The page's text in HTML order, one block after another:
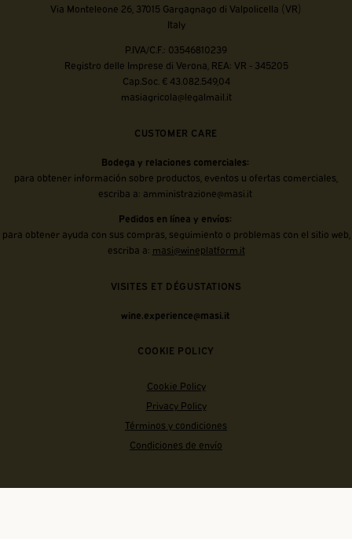
Via Monteleone 26, 37015 Gargagnago di Valpolicella (VR)
Italy
P.IVA/C.F.: 03546810239
Registro delle Imprese di Verona, REA: VR - 345205
Cap.Soc. € 43.082.549,04
masiagricola@legalmail.it
CUSTOMER CARE
Bodega y relaciones comerciales:
para obtener información sobre productos, eventos u ofertas comerciales,
escriba a: amministrazione@masi.it
Pedidos en línea y envíos:
para obtener ayuda con sus compras, seguimiento o problemas con el sitio web,
escriba a: masi@wineplatform.it
VISITES ET DÉGUSTATIONS
wine.experience@masi.it
COOKIE POLICY
Cookie Policy
Privacy Policy
Términos y condiciones
Condiciones de envío